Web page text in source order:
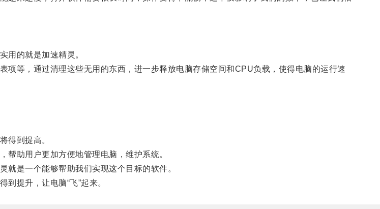
的就是加速精灵。
等，通过清理这些无用的东西，进一步释放电脑存储空间和CPU负载，使得电脑的运行速
得到提高。
助用户更加方便地管理电脑，维护系统。
是一个能够帮助我们实现这个目标的软件。
提升，让电脑“飞”起来。